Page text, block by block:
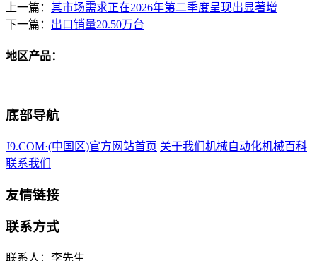
上一篇： 其市场需求正在2026年第二季度呈现出显著增
下一篇： 出口销量20.50万台
地区产品：
底部导航
J9.COM·(中国区)官方网站首页 关于我们 机械自动化机械百科
联系我们
友情链接
联系方式
联系人：李先生